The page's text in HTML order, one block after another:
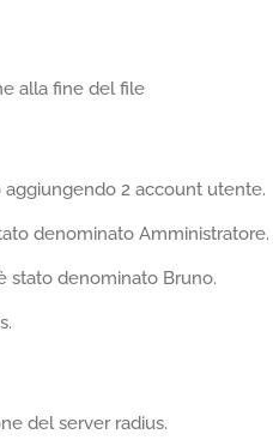
alla fine del file
2 account utente.
denominato Amministratore.
stato denominato Bruno.
del server radius.